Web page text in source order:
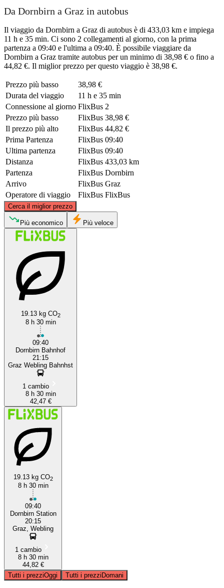
Da Dornbirn a Graz in autobus
Il viaggio da Dornbirn a Graz di autobus è di 433,03 km e impiega
11 h e 35 min. Ci sono 2 collegamenti al giorno, con la prima
partenza a 09:40 e l'ultima a 09:40. È possibile viaggiare da
Dornbirn a Graz tramite autobus per un minimo di 38,98 € o fino a
44,82 €. Il miglior prezzo per questo viaggio è 38,98 €.
Prezzo più basso
38,98 €
Durata del viaggio
11 h e 35 min
Connessione al giorno FlixBus 2
Prezzo più basso
FlixBus 38,98 €
Il prezzo più alto
FlixBus 44,82 €
Prima Partenza
FlixBus 09:40
Ultima partenza
FlixBus 09:40
Distanza
FlixBus 433,03 km
Partenza
FlixBus Dornbirn
Arrivo
FlixBus Graz
Operatore di viaggio
FlixBus FlixBus
Cerca il miglior prezzo
Dornbirn
©CARTO
Più economico Più veloce
19.13 kg CO2
8 h 30 min
09:40
Dornbirn Bahnhof
21:15
Graz Webling Bahnhst
1 cambio
8 h 30 min
42,47 €
19.13 kg CO2
8 h 30 min
09:40
Dornbirn Station
20:15
Graz, Webling
1 cambio
8 h 30 min
44,82 €
Tutti i prezziOggi Tutti i prezziDomani